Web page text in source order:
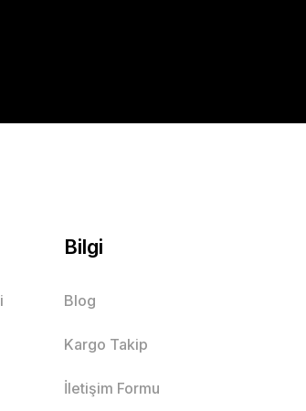
Bilgi
Blog
Kargo Takip
İletişim Formu